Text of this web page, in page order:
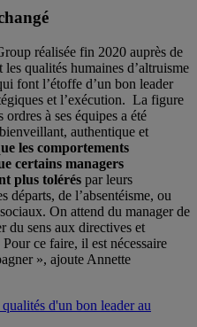
réalisée fin 2020 auprès de
qualités humaines d’altruisme
font l’étoffe d’un bon leader
et l’exécution. La figure
à ses équipes a été
authentique et
les comportements
certains managers
plus tolérés par leurs
départs, de l’absentéisme, ou
On attend du manager de
du sens aux directives et
ce faire, il est nécessaire
», ajoute Annette
d'un bon leader au